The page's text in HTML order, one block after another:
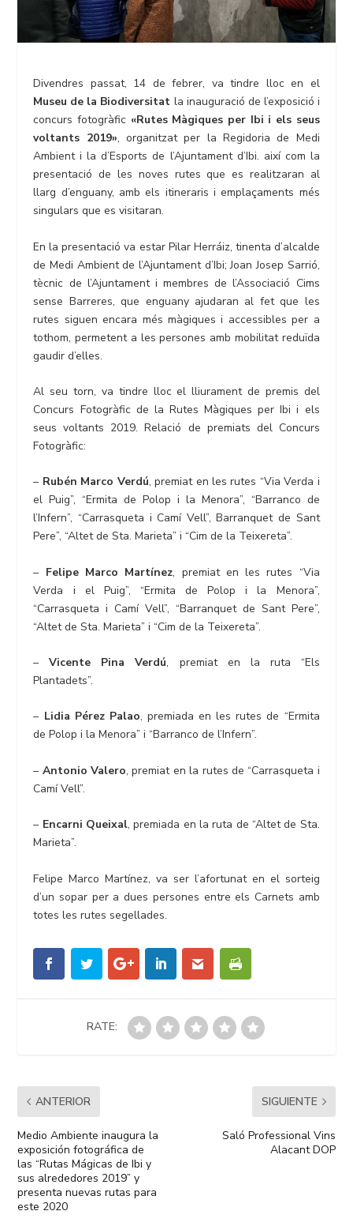
Divendres passat, 14 de febrer, va tindre lloc en el
Museu de la Biodiversitat la inauguració de l’exposició i
concurs fotogràfic «Rutes Màgiques per Ibi i els seus
voltants 2019», organitzat per la Regidoria de Medi
Ambient i la d’Esports de l’Ajuntament d’Ibi. així com la
presentació de les noves rutes que es realitzaran al
llarg d’enguany, amb els itineraris i emplaçaments més
singulars que es visitaran.
En la presentació va estar Pilar Herráiz, tinenta d’alcalde
de Medi Ambient de l’Ajuntament d’Ibi; Joan Josep Sarrió,
tècnic de l’Ajuntament i membres de l’Associació Cims
sense Barreres, que enguany ajudaran al fet que les
rutes siguen encara més màgiques i accessibles per a
tothom, permetent a les persones amb mobilitat reduïda
gaudir d’elles.
Al seu torn, va tindre lloc el lliurament de premis del
Concurs Fotogràfic de la Rutes Màgiques per Ibi i els
seus voltants 2019. Relació de premiats del Concurs
Fotogràfic:
– Rubén Marco Verdú, premiat en les rutes “Via Verda i
el Puig”, “Ermita de Polop i la Menora”, “Barranco de
l’Infern”, “Carrasqueta i Camí Vell”, Barranquet de Sant
Pere”, “Altet de Sta. Marieta” i “Cim de la Teixereta”.
– Felipe Marco Martínez, premiat en les rutes “Via
Verda i el Puig”, “Ermita de Polop i la Menora”,
“Carrasqueta i Camí Vell”, “Barranquet de Sant Pere”,
“Altet de Sta. Marieta” i “Cim de la Teixereta”.
–Vicente Pina Verdú, premiat en la ruta “Els
Plantadets”.
– Lidia Pérez Palao, premiada en les rutes de “Ermita
de Polop i la Menora” i “Barranco de l’Infern”.
– Antonio Valero, premiat en la rutes de “Carrasqueta i
Camí Vell”.
– Encarni Queixal, premiada en la ruta de “Altet de Sta.
Marieta”.
Felipe Marco Martínez, va ser l’afortunat en el sorteig
d’un sopar per a dues persones entre els Carnets amb
totes les rutes segellades.
RATE:
ANTERIOR
Medio Ambiente inaugura la
exposición fotográfica de
las “Rutas Mágicas de Ibi y
sus alrededores 2019” y
presenta nuevas rutas para
este 2020
SIGUIENTE
Saló Professional Vins
Alacant DOP